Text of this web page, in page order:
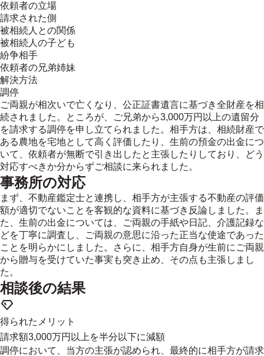
依頼者の立場
請求された側
被相続人との関係
被相続人の子ども
紛争相手
依頼者の兄弟姉妹
解決方法
調停
ご両親が相次いで亡くなり、公正証書遺言に基づき全財産を相
続されました。ところが、ご兄弟から3,000万円以上の遺留分
を請求する調停を申し立てられました。相手方は、相続財産で
ある農地を宅地として高く評価したり、生前の預金の出金につ
いて、依頼者が無断で引き出したと主張したりしており、どう
対応すべきか分からずご相談に来られました。
事務所の対応
まず、不動産鑑定士と連携し、相手方が主張する不動産の評価
額が適切でないことを客観的な資料に基づき反論しました。ま
た、生前の出金については、ご両親の手紙や日記、介護記録な
どを丁寧に調査し、ご両親の意思に沿った正当な使途であった
ことを明らかにしました。さらに、相手方自身が生前にご両親
から贈与を受けていた事実も突き止め、その点も主張しまし
た。
相談後の結果
得られたメリット
請求額3,000万円以上を半分以下に減額
調停において、当方の主張が認められ、最終的に相手方が請求